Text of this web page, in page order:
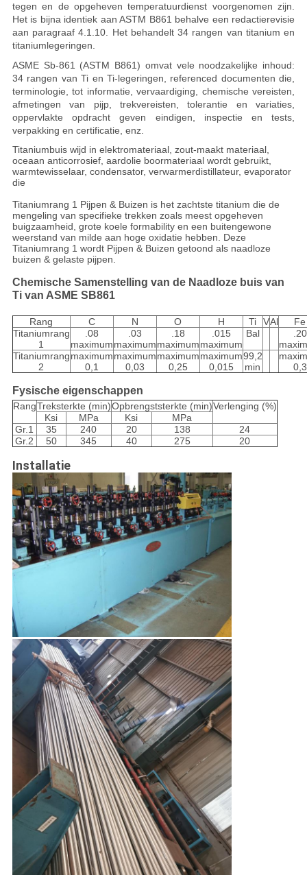
tegen en de opgeheven temperatuurdienst voorgenomen zijn.
Het is bijna identiek aan ASTM B861 behalve een redactierevisie
aan paragraaf 4.1.10. Het behandelt 34 rangen van titanium en
titaniumlegeringen.
ASME Sb-861 (ASTM B861) omvat vele noodzakelijke inhoud:
34 rangen van Ti en Ti-legeringen, referenced documenten die,
terminologie, tot informatie, vervaardiging, chemische vereisten,
afmetingen van pijp, trekvereisten, tolerantie en variaties,
oppervlakte opdracht geven eindigen, inspectie en tests,
verpakking en certificatie, enz.
Titaniumbuis wijd in elektromateriaal, zout-maakt materiaal,
oceaan anticorrosief, aardolie boormateriaal wordt gebruikt,
warmtewisselaar, condensator, verwarmerdistillateur, evaporator
die
Titaniumrang 1 Pijpen & Buizen is het zachtste titanium die de
mengeling van specifieke trekken zoals meest opgeheven
buigzaamheid, grote koele formability en een buitengewone
weerstand van milde aan hoge oxidatie hebben. Deze
Titaniumrang 1 wordt Pijpen & Buizen getoond als naadloze
buizen & gelaste pijpen.
Chemische Samenstelling van de Naadloze buis van
Ti van ASME SB861
Rang C N O H Ti VAl
Fe
Titaniumrang
1
.08
maximum
.03
maximum
.18
maximum
.015
maximum
Bal
.20
Titaniumrang
2
maximum
0,1
maximum
0,03
maximum
0,25
maximum
0,015
99,2
min
0,3
Fysische eigenschappen
RangTreksterkte (min)Opbrengststerkte (min)Verlenging (%)
Ksi
MPa Ksi
MPa
Gr.1
35 240 20 138
24
Gr.2
50 345 40 275 20
Installatie